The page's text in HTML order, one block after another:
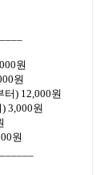
원
원
) 12,000원
3,000원
원